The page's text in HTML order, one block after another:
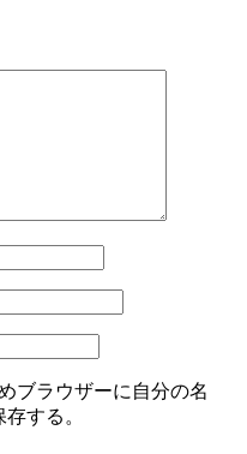
ブラウザーに自分の名
する。